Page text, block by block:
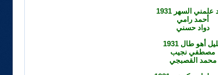
علمني السهر 1931
أحمد رامي
دواد حسني
أهو طال 1931
مصطفي نجيب
محمد القصبجي